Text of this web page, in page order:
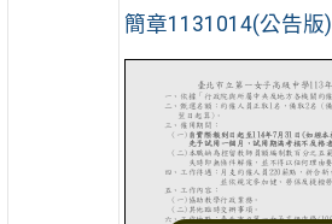
簡章1131014(公告版)